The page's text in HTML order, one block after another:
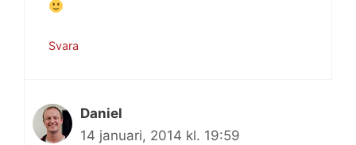
Svara
Daniel
14 januari, 2014 kl. 19:59